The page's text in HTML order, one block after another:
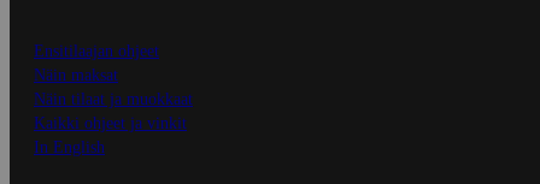
Ensitilaajan ohjeet
Näin maksat
Näin tilaat ja muokkaat
Kaikki ohjeet ja vinkit
In English